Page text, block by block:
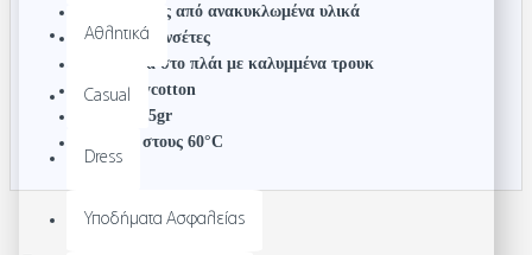
Αθλητικά
Casual
Dress
Υποδήματα Ασφαλείας
Πολυεστέρας από ανακυκλωμένα υλικά
Γαλλικές μανσέτες
Κούμπωμα στο πλάι με καλυμμένα τρουκ
65/35 Polycotton
Bάρος: 175gr
Πλύσιμο στους 60°C